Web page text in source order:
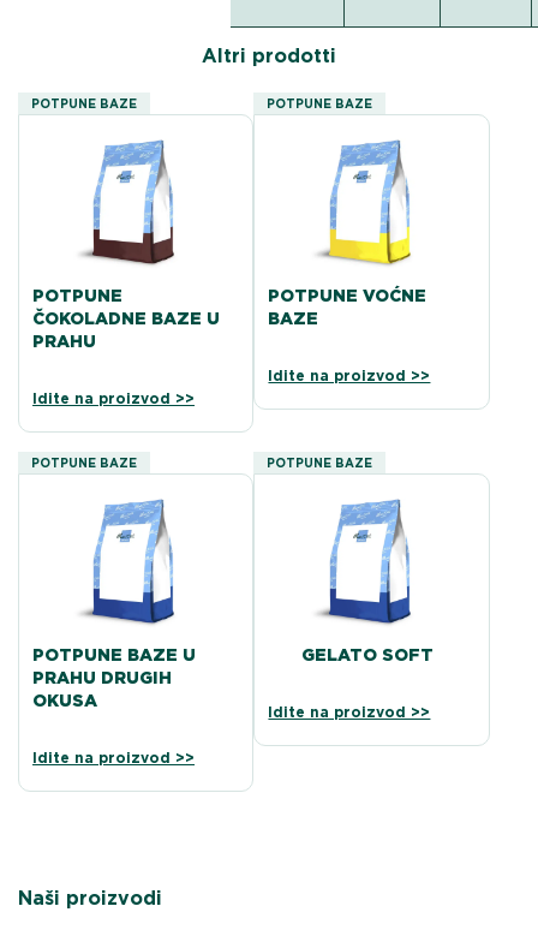
Altri prodotti
POTPUNE BAZE
POTPUNE
ČOKOLADNE BAZE U
PRAHU
Idite na proizvod >>
POTPUNE BAZE
POTPUNE VOĆNE
BAZE
Idite na proizvod >>
POTPUNE BAZE
POTPUNE BAZE U
PRAHU DRUGIH
OKUSA
Idite na proizvod >>
POTPUNE BAZE
GELATO SOFT
Idite na proizvod >>
Naši proizvodi